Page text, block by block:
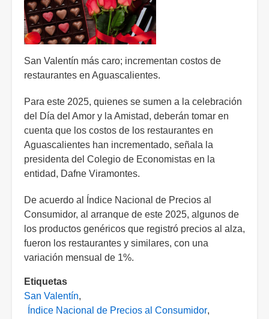
San Valentín más caro; incrementan costos de
restaurantes en Aguascalientes.
Para este 2025, quienes se sumen a la celebración
del Día del Amor y la Amistad, deberán tomar en
cuenta que los costos de los restaurantes en
Aguascalientes han incrementado, señala la
presidenta del Colegio de Economistas en la
entidad, Dafne Viramontes.
De acuerdo al Índice Nacional de Precios al
Consumidor, al arranque de este 2025, algunos de
los productos genéricos que registró precios al alza,
fueron los restaurantes y similares, con una
variación mensual de 1%.
Etiquetas
San Valentín
Índice Nacional de Precios al Consumidor